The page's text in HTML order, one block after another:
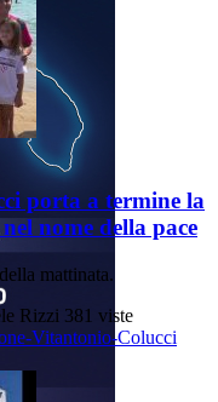
porta a termine la
nome della pace
mattinata.
Rizzi 381 viste
Vitantonio-Colucci